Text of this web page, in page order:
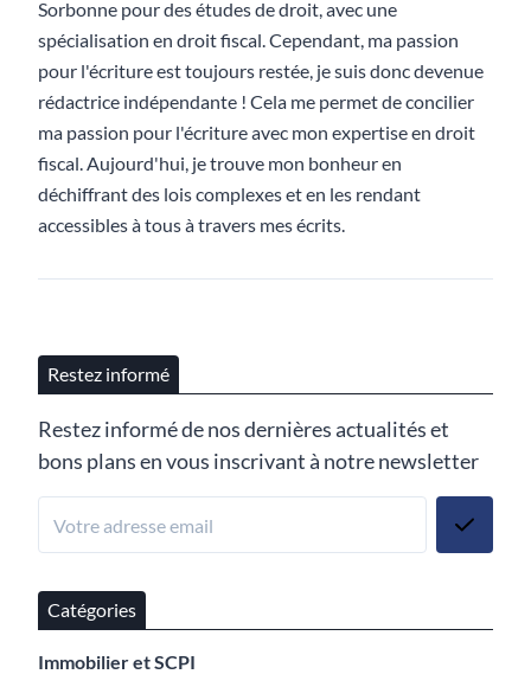
Sorbonne pour des études de droit, avec une
spécialisation en droit fiscal. Cependant, ma passion
pour l'écriture est toujours restée, je suis donc devenue
rédactrice indépendante ! Cela me permet de concilier
ma passion pour l'écriture avec mon expertise en droit
fiscal. Aujourd'hui, je trouve mon bonheur en
déchiffrant des lois complexes et en les rendant
accessibles à tous à travers mes écrits.
Restez informé
Restez informé de nos dernières actualités et
bons plans en vous inscrivant à notre newsletter
Catégories
Immobilier et SCPI